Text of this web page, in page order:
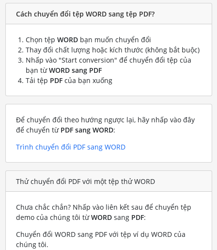
Cách chuyển đổi tệp WORD sang tệp PDF?
Chọn tệp WORDbạn muốn chuyển đổi
Thay đổi chất lượng hoặc kích thước (không bắt buộc)
Nhấp vào "Start conversion" để chuyển đổi tệp của
bạn từWORD sang PDF
Tải tệp PDFcủa bạn xuống
Để chuyển đổi theo hướng ngược lại, hãy nhấp vào đây
để chuyển từ PDF sang WORD:
Trình chuyển đổi PDF sang WORD
Thử chuyển đổi PDF với một tệp thử WORD
Chưa chắc chắn? Nhấp vào liên kết sau để chuyển tệp
demo của chúng tôi từWORDsang PDF:
Chuyển đổi WORD sang PDF với tệp ví dụ WORD của
chúng tôi.